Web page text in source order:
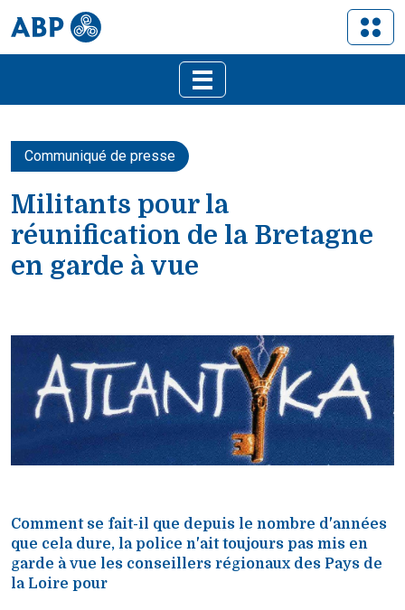
Communiqué de presse
Militants pour la
réunification de la Bretagne
en garde à vue
Comment se fait-il que depuis le nombre d'années
que cela dure, la police n'ait toujours pas mis en
garde à vue les conseillers régionaux des Pays de
la Loire pour